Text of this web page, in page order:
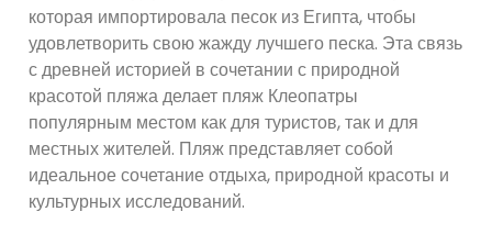
которая импортировала песок из Египта, чтобы
удовлетворить свою жажду лучшего песка. Эта связь
с древней историей в сочетании с природной
красотой пляжа делает пляж Клеопатры
популярным местом как для туристов, так и для
местных жителей. Пляж представляет собой
идеальное сочетание отдыха, природной красоты и
культурных исследований.